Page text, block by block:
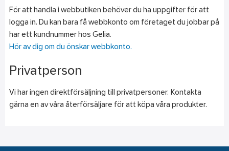
För att handla i webbutiken behöver du ha uppgifter för att
logga in. Du kan bara få webbkonto om företaget du jobbar på
har ett kundnummer hos Gelia.
Hör av dig om du önskar webbkonto.
Privatperson
Vi har ingen direktförsäljning till privatpersoner. Kontakta
gärna en av våra återförsäljare för att köpa våra produkter.